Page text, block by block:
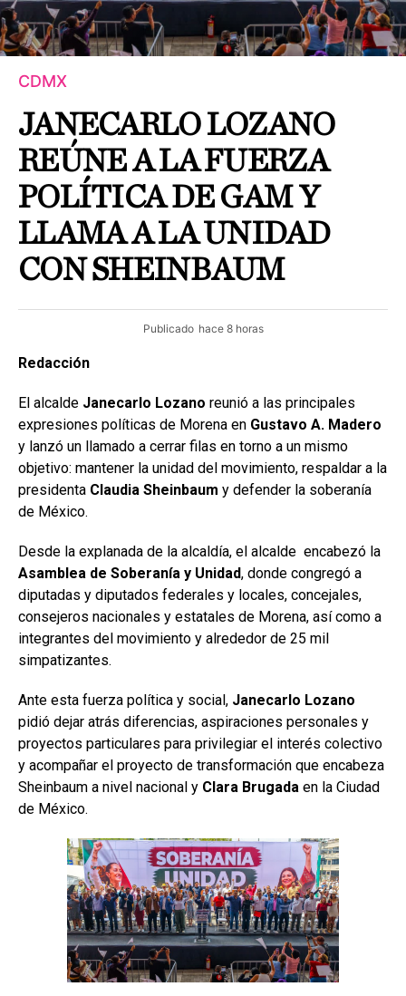
CDMX
JANECARLO LOZANO
REÚNE A LA FUERZA
POLÍTICA DE GAM Y
LLAMA A LA UNIDAD
CON SHEINBAUM
Publicado hace 8 horas
Redacción
El alcalde Janecarlo Lozano reunió a las principales
expresiones políticas de Morena en Gustavo A. Madero
y lanzó un llamado a cerrar filas en torno a un mismo
objetivo: mantener la unidad del movimiento, respaldar a la
presidenta Claudia Sheinbaum y defender la soberanía
de México.
Desde la explanada de la alcaldía, el alcalde encabezó la
Asamblea de Soberanía y Unidad, donde congregó a
diputadas y diputados federales y locales, concejales,
consejeros nacionales y estatales de Morena, así como a
integrantes del movimiento y alrededor de 25 mil
simpatizantes.
Ante esta fuerza política y social, Janecarlo Lozano
pidió dejar atrás diferencias, aspiraciones personales y
proyectos particulares para privilegiar el interés colectivo
y acompañar el proyecto de transformación que encabeza
Sheinbaum a nivel nacional y Clara Brugada en la Ciudad
de México.